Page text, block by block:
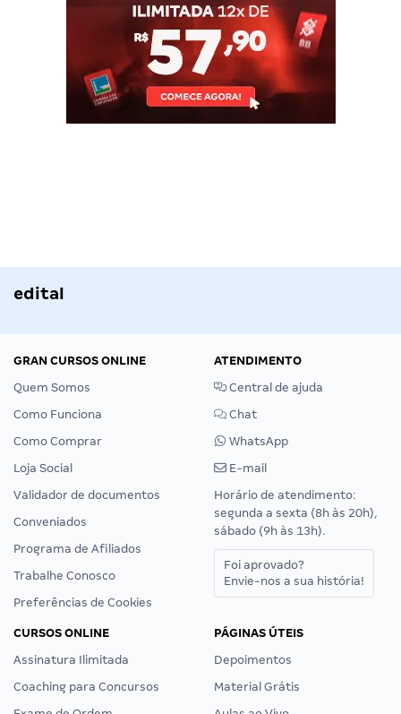
edital
GRAN CURSOS ONLINE
Quem Somos
Como Funciona
Como Comprar
Loja Social
Validador de documentos
Conveniados
Programa de Afiliados
Trabalhe Conosco
Preferências de Cookies
ATENDIMENTO
Central de ajuda
Chat
WhatsApp
E-mail
Horário de atendimento:
segunda a sexta (8h às 20h),
sábado (9h às 13h).
Foi aprovado?
Envie-nos a sua história!
CURSOS ONLINE
Assinatura Ilimitada
Coaching para Concursos
PÁGINAS ÚTEIS
Depoimentos
Material Grátis